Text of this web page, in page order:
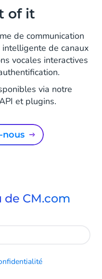
of it
de communication
de canaux
vocales interactives
via notre
et plugins.
nous
de CM.com